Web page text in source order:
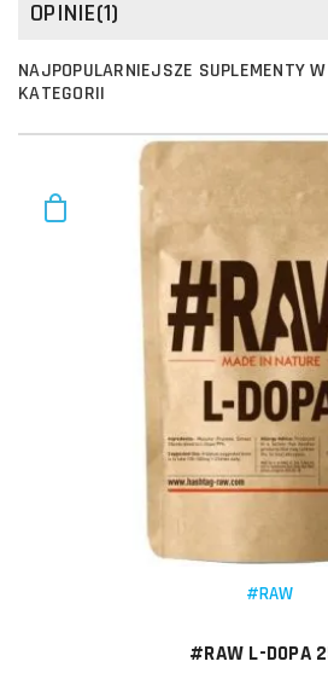
OPINIE(1)
NAJPOPULARNIEJSZE SUPLEMENTY
KATEGORII
#RAW
#RAW L-DOPA